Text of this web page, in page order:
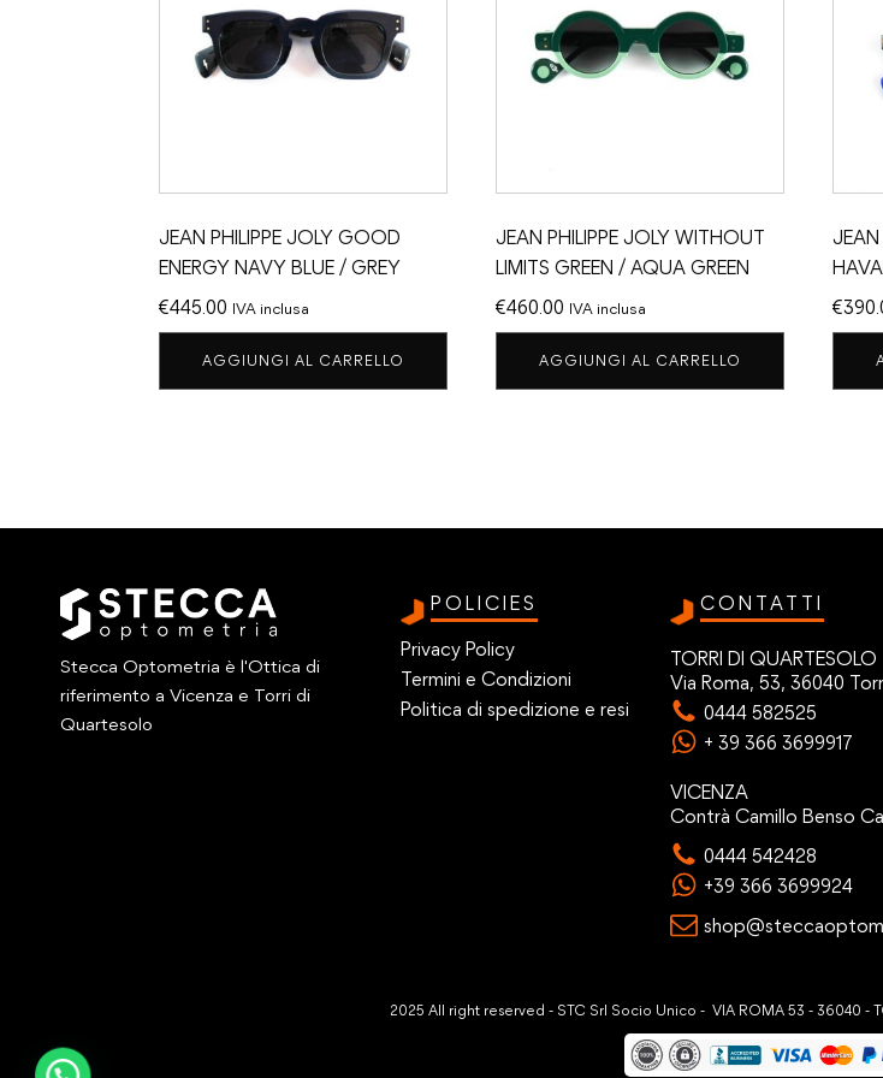
JEAN PHILIPPE JOLY GOOD
ENERGY NAVY BLUE / GREY
€445.00 IVA inclusa
AGGIUNGI AL CARRELLO
JEAN PHILIPPE JOLY WITHOUT
LIMITS GREEN / AQUA GREEN
€460.00 IVA inclusa
AGGIUNGI AL CARRELLO
JEAN
€
Stecca Optometria è l'Ottica di
riferimento a Vicenza e Torri di
Quartesolo
POLICIES
Privacy Policy
Termini e Condizioni
Politica di spedizione e resi
CONTATTI
TORRI DI QUARTESOLO
Via Roma, 53, 36040
0444 582525
+ 39 366 3699917
VICENZA
Contrà Camillo Benso
0444 542428
+39 366 3699924
2025 All right reserved - STC Srl Socio Unico - VIA ROMA 53 - 36040 -